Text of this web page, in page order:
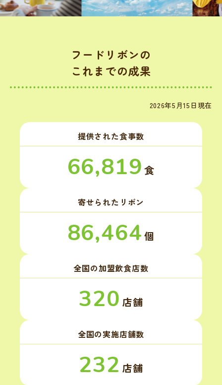
フードリボンの
これまでの成果
2026年5月15日現在
提供された食事数
66,819 食
寄せられたリボン
86,464 個
全国の加盟飲食店数
320 店舗
全国の実施店舗数
232 店舗